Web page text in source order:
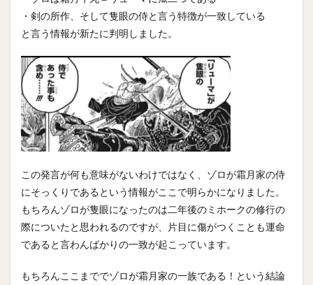
・剣の所作、そして隻眼の侍と言う特徴が一致している
と言う情報が新たに判明しました。
この発言が何も意味がないわけではなく、ゾロが霜月家の侍
にそっくりであるという情報がここで明らかになりました。
もちろんゾロが隻眼になったのは二年後のミホークの修行の
際についたと思われるのですが、片目に傷がつくことも運命
であると言わんばかりの一致が起こっています。
もちろんここまででゾロが霜月家の一族である！という結論